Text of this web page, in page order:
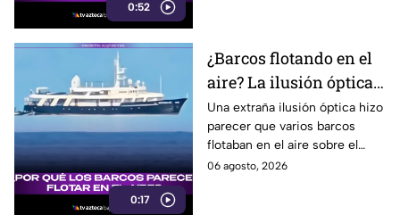
0:52
0:17
¿Barcos flotando en el
aire? La ilusión óptica
que sorprendió a
usuarios en redes
sociales
Una extraña ilusión óptica hizo
parecer que varios barcos
flotaban en el aire sobre el
mar, pero el fenómeno fue
06 agosto, 2026